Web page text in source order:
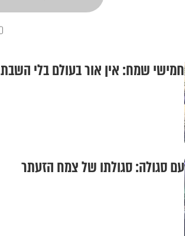
חמישי שמח: אין אור בעולם בלי השבת
עם סגולה: סגולתו של צמח הזעתר